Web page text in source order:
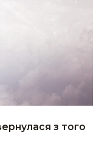
з того